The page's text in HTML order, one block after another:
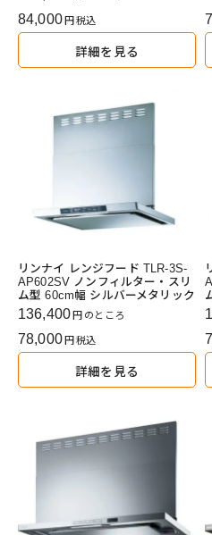
84,000 税込
詳細を見る
リンナイ レンジフード TLR-3S-
AP602SV ノンフィルター・スリ
ム型 60cm幅 シルバーメタリック
136,400 のところ
78,000 税込
詳細を見る